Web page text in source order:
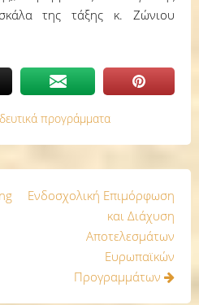
της τάξης κ. Ζώνιου
προγράμματα
Ενδοσχολική Επιμόρφωση
και Διάχυση
Αποτελεσμάτων
Ευρωπαϊκών
Προγραμμάτων